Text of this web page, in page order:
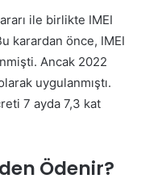
ile birlikte IMEI
karardan önce, IMEI
Ancak 2022
uygulanmıştı.
7 ayda 7,3 kat
Ödenir?